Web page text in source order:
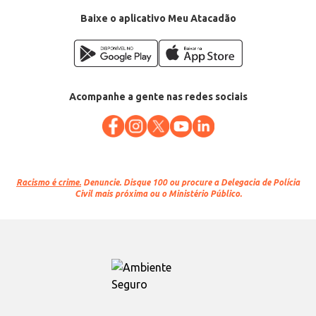
Baixe o aplicativo Meu Atacadão
Acompanhe a gente nas redes sociais
Racismo é crime. Denuncie. Disque 100 ou procure a Delegacia de Polícia
Civil mais próxima ou o Ministério Público.